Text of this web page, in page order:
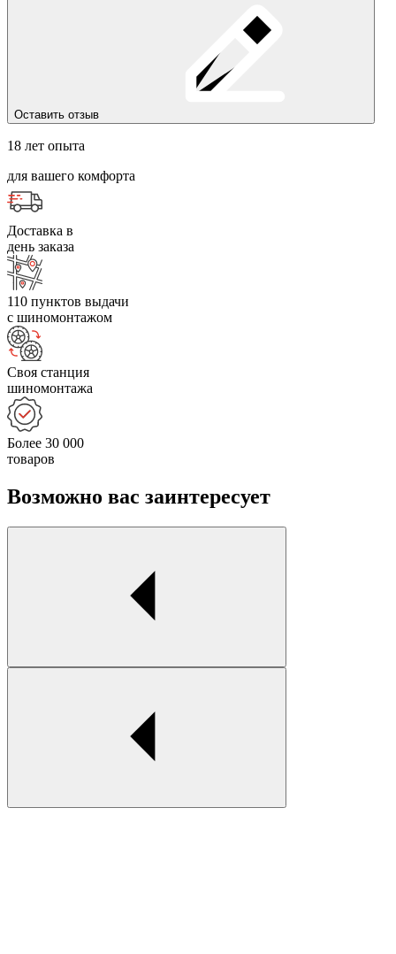
Оставить отзыв
18 лет опыта
для вашего комфорта
Доставка в
день заказа
110 пунктов выдачи
с шиномонтажом
Своя станция
шиномонтажа
Более 30 000
товаров
Возможно вас заинтересует